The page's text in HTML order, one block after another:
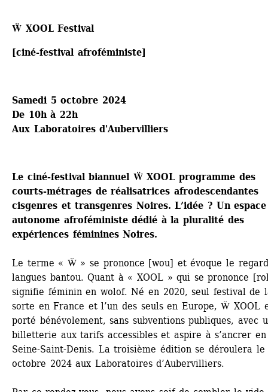
Ẅ XOOL Festival
[ciné-festival afroféministe]
Samedi 5 octobre 2024
De 10h à 22h
Aux Laboratoires d'Aubervilliers
Le ciné-festival biannuel Ẅ XOOL programme des
courts-métrages de réalisatrices afrodescendantes
cisgenres et transgenres Noires. L’idée ? Un espace
autonome afroféministe dédié à la pluralité des
expériences féminines Noires.
Le terme « Ẅ » se prononce [wou] et évoque le
langues bantou. Quant à « XOOL » qui se prononce
signifie féminin en wolof. Né en 2020, seul festival de
sorte en France et l’un des seuls en Europe, Ẅ XOOL
porté bénévolement, sans subventions publiques, avec
billetterie aux tarifs accessibles et aspire à s’ancrer en
Seine-Saint-Denis. La troisième édition se déroulera le
octobre 2024 aux Laboratoires d’Aubervilliers.